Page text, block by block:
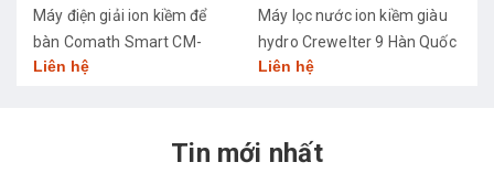
Máy điện giải ion kiềm để
bàn Comath Smart CM-
3668
Liên hệ
Máy lọc nước ion kiềm giàu
hydro Crewelter 9 Hàn Quốc
Liên hệ
Tin mới nhất